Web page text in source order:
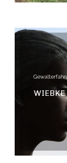
WIEBKE